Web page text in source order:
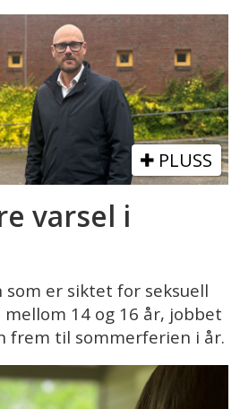
PLUSS
varsel i
er siktet for seksuell
14 og 16 år, jobbet
frem til sommerferien i år.